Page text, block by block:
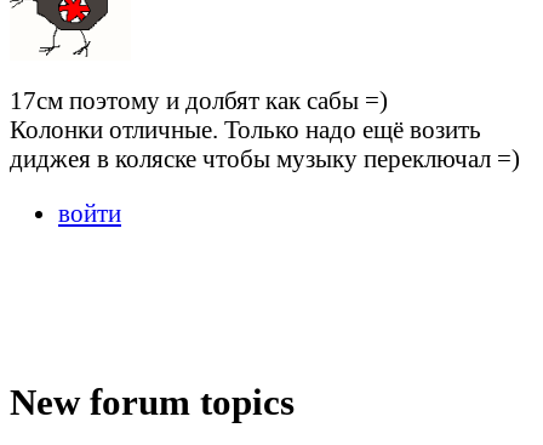
17см поэтому и долбят как сабы =)
Колонки отличные. Только надо ещё возить
диджея в коляске чтобы музыку переключал =)
войти
New forum topics